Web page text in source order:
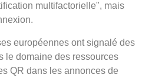
multifactorielle", mais
européennes ont signalé des
le domaine des ressources
QR dans les annonces de